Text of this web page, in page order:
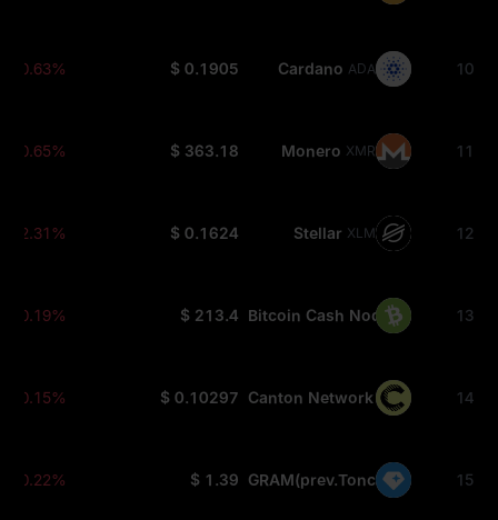
10
Cardano ADA
$ 0.1905
-0.63%
11
Monero XMR
$ 363.18
-0.65%
12
Stellar XLM
$ 0.1624
-2.31%
13
Bitcoin Cash Node BCH
$ 213.4
-0.19%
14
Canton Network CC
$ 0.10297
-0.15%
15
GRAM(prev.Toncoin) GRAM
$ 1.39
-0.22%